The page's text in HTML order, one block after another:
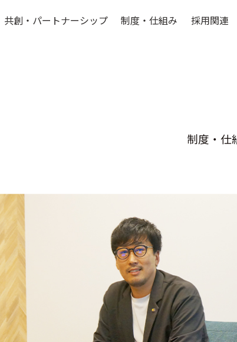
共創・パートナーシップ 制度・仕組み 採用関連
制度・仕